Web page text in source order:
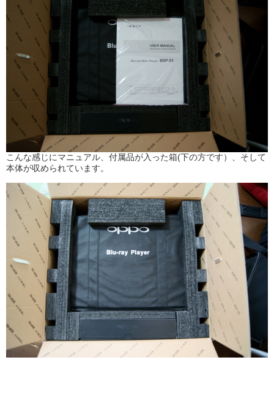
こんな感じにマニュアル、付属品が入った箱(下の方です）、そして
本体が収められています。